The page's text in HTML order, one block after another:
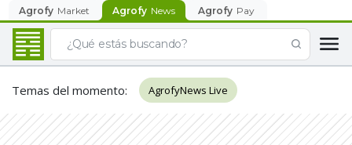
Agrofy Market Agrofy News Agrofy Pay
Temas del momento: AgrofyNews Live